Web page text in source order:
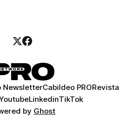
NewsletterCabildeo PRORevista
LinkedinTikTok
by Ghost